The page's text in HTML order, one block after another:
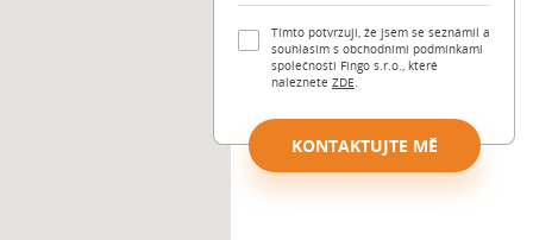
Tímto potvrzuji, že jsem se seznámil a
souhlasím s obchodními podmínkami
společnosti Fingo s.r.o., které
naleznete ZDE.
KONTAKTUJTE MĚ